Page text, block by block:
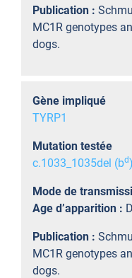
Publication :
MC1R genotypes
dogs.
Gène impliqué
TYRP1
Mutation testée
c.1033_1035del (bd)
Mode de
Age d’apparition :
Publication :
MC1R genotypes
dogs.